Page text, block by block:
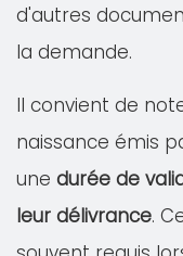
d'autres
la demande.
Il convient de
naissance émis
une durée de
leur délivrance.